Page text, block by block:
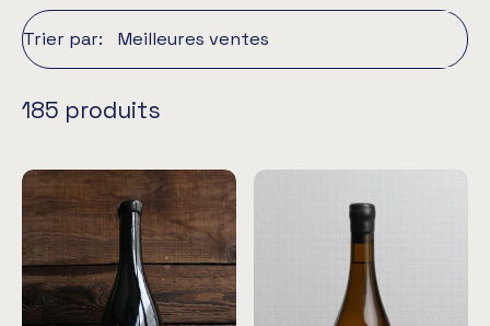
Trier par:
185 produits